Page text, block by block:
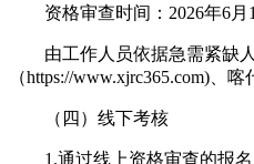
资格审查时间：2026年6月
由工作人员依据急需紧缺人
（https://www.xjrc365.com)、
（四）线下考核
1.通过线上资格审查的报名